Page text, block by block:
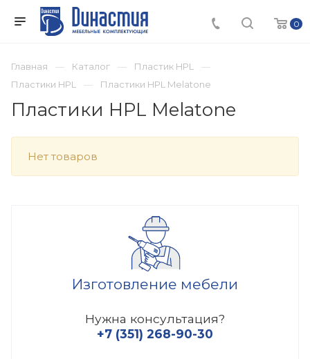
0
Главная Каталог
Пластик HPL
Пластики HPL
Пластики HPL Melatone
Пластики HPL Melatone
Нет товаров
Изготовление мебели
Нужна консультация?
+7 (351) 268-90-30